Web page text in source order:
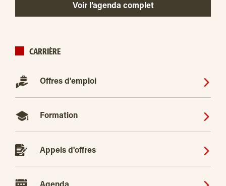
Voir l’agenda complet
CARRIÈRE
Offres d'emploi
Formation
Appels d'offres